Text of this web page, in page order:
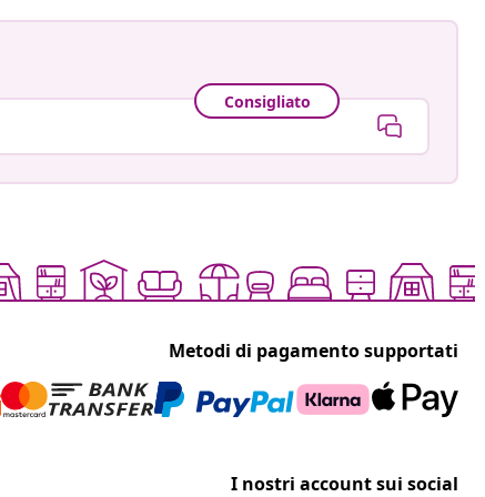
Consigliato
Metodi di pagamento supportati
I nostri account sui social